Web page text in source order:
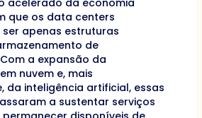
acelerado da economia
que os data centers
ser apenas estruturas
de
a expansão da
nuvem e, mais
da inteligência artificial, essas
a sustentar serviços